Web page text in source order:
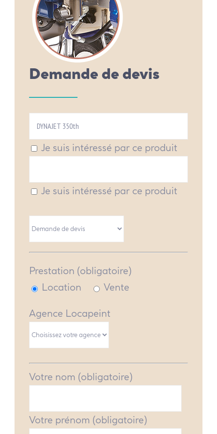
Demande de devis
Je suis intéressé par ce produit
Je suis intéressé par ce produit
Prestation (obligatoire)
Location
Vente
Agence Locapeint
Votre nom (obligatoire)
Votre prénom (obligatoire)